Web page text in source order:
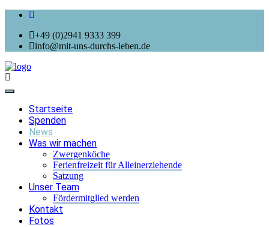
+49 (0)2941 9333 399
info@mit-uns-durchs-leben.de
Toggle
navigationStartseite
Spenden
News
Was wir machen
Zwergenköche
Ferienfreizeit für Alleinerziehende
Satzung
Unser Team
Fördermitglied werden
Kontakt
Fotos